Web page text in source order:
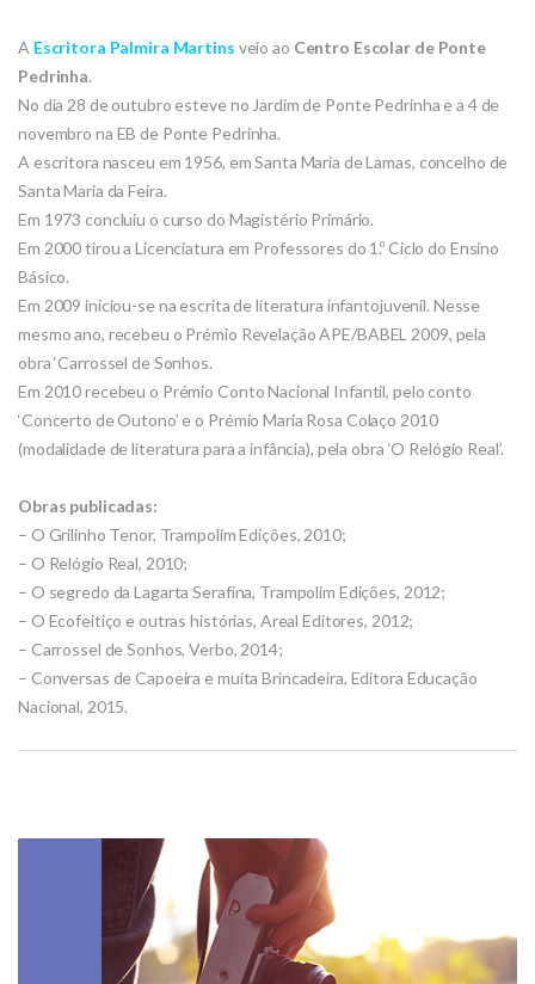
A Escritora Palmira Martins veio ao Centro Escolar de Ponte
Pedrinha.
No dia 28 de outubro esteve no Jardim de Ponte Pedrinha e a 4 de
novembro na EB de Ponte Pedrinha.
A escritora nasceu em 1956, em Santa Maria de Lamas, concelho de
Santa Maria da Feira.
Em 1973 concluiu o curso do Magistério Primário.
Em 2000 tirou a Licenciatura em Professores do 1.º Ciclo do Ensino
Básico.
Em 2009 iniciou-se na escrita de literatura infantojuvenil. Nesse
mesmo ano, recebeu o Prémio Revelação APE/BABEL 2009, pela
obra ‘Carrossel de Sonhos.
Em 2010 recebeu o Prémio Conto Nacional Infantil, pelo conto
‘Concerto de Outono’ e o Prémio Maria Rosa Colaço 2010
(modalidade de literatura para a infância), pela obra ‘O Relógio Real’.
Obras publicadas:
– O Grilinho Tenor, Trampolim Edições, 2010;
– O Relógio Real, 2010;
– O segredo da Lagarta Serafina, Trampolim Edições, 2012;
– O Ecofeitiço e outras histórias, Areal Editores, 2012;
– Carrossel de Sonhos, Verbo, 2014;
– Conversas de Capoeira e muita Brincadeira, Editora Educação
Nacional, 2015.